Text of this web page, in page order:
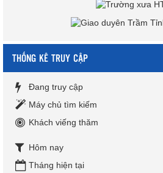
THỐNG KÊ TRUY CẬP
Đang truy cập
Máy chủ tìm kiếm
Khách viếng thăm
Hôm nay
Tháng hiện tại